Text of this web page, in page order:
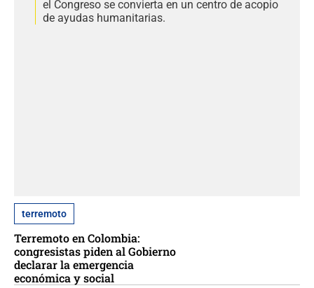
el Congreso se convierta en un centro de acopio
de ayudas humanitarias.
terremoto
Terremoto en Colombia:
congresistas piden al Gobierno
declarar la emergencia
económica y social